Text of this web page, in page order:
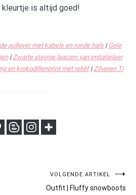
kleurtje is altijd goed!
pullover met kabels en ronde hals|Gele
|Zwarte stevige laarzen van imitatieleer
en krokodillenprint met reliëf|Zilveren Ti
VOLGENDE ARTIKEL
Outfit | Fluffy snowboots